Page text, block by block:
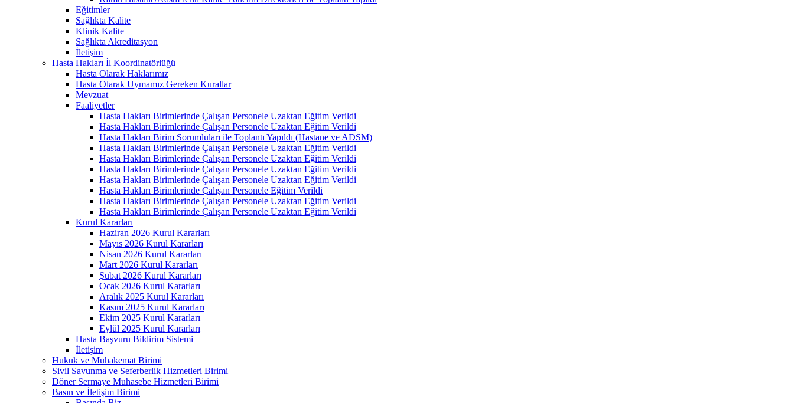
Eğitimler
Sağlıkta Kalite
Klinik Kalite
Sağlıkta Akreditasyon
İletişim
Hasta Hakları İl Koordinatörlüğü
Hasta Olarak Haklarımız
Hasta Olarak Uymamız Gereken Kurallar
Mevzuat
Faaliyetler
Hasta Hakları Birimlerinde Çalışan Personele Uzaktan Eğitim Verildi
Hasta Hakları Birimlerinde Çalışan Personele Uzaktan Eğitim Verildi
Hasta Hakları Birim Sorumluları ile Toplantı Yapıldı (Hastane ve ADSM)
Hasta Hakları Birimlerinde Çalışan Personele Uzaktan Eğitim Verildi
Hasta Hakları Birimlerinde Çalışan Personele Uzaktan Eğitim Verildi
Hasta Hakları Birimlerinde Çalışan Personele Uzaktan Eğitim Verildi
Hasta Hakları Birimlerinde Çalışan Personele Uzaktan Eğitim Verildi
Hasta Hakları Birimlerinde Çalışan Personele Eğitim Verildi
Hasta Hakları Birimlerinde Çalışan Personele Uzaktan Eğitim Verildi
Hasta Hakları Birimlerinde Çalışan Personele Uzaktan Eğitim Verildi
Kurul Kararları
Haziran 2026 Kurul Kararları
Mayıs 2026 Kurul Kararları
Nisan 2026 Kurul Kararları
Mart 2026 Kurul Kararları
Şubat 2026 Kurul Kararları
Ocak 2026 Kurul Kararları
Aralık 2025 Kurul Kararları
Kasım 2025 Kurul Kararları
Ekim 2025 Kurul Kararları
Eylül 2025 Kurul Kararları
Hasta Başvuru Bildirim Sistemi
İletişim
Hukuk ve Muhakemat Birimi
Sivil Savunma ve Seferberlik Hizmetleri Birimi
Döner Sermaye Muhasebe Hizmetleri Birimi
Basın ve İletişim Birimi